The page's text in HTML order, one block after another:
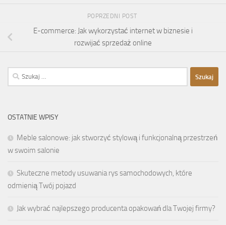
POPRZEDNI POST
E-commerce: Jak wykorzystać internet w biznesie i
rozwijać sprzedaż online
Szukaj:
OSTATNIE WPISY
Meble salonowe: jak stworzyć stylową i funkcjonalną przestrzeń
w swoim salonie
Skuteczne metody usuwania rys samochodowych, które
odmienią Twój pojazd
Jak wybrać najlepszego producenta opakowań dla Twojej firmy?